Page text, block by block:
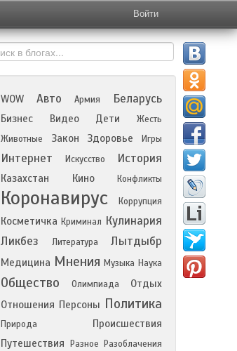
Войти
WOW Авто Армия Беларусь
Бизнес Видео Дети
Жесть
Животные
Закон Здоровье Игры
Интернет Искусство История
Казахстан Кино Конфликты
Коронавирус Коррупция
Косметичка Криминал Кулинария
Ликбез
Литература Лытдыбр
Медицина Мнения Музыка Наука
Общество Олимпиада
Отдых
Отношения Персоны Политика
Природа
Происшествия
Путешествия
Разное Разоблачения